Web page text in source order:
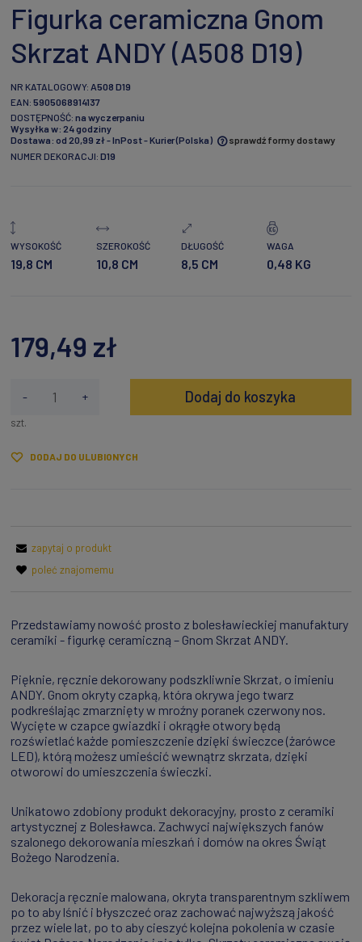
Figurka ceramiczna Gnom
Skrzat ANDY (A508 D19)
NR KATALOGOWY: A508 D19
EAN: 5905068914137
DOSTĘPNOŚĆ: na wyczerpaniu
Wysyłka w: 24 godziny
Dostawa: od 20,99 zł- InPost - Kurier(Polska)
Cena nie zawiera ewentualnych kosztów płatności
sprawdź formy dostawy
NUMER DEKORACJI: D19
WYSOKOŚĆ
19,8 CM
SZEROKOŚĆ
10,8 CM
DŁUGOŚĆ
8,5 CM
WAGA
0,48 KG
179,49 zł
- +
szt.
Dodaj do koszyka
DODAJ DO ULUBIONYCH
zapytaj o produkt
poleć znajomemu
Przedstawiamy nowość prosto z bolesławieckiej manufaktury
ceramiki - figurkę ceramiczną – Gnom Skrzat ANDY.
Pięknie, ręcznie dekorowany podszkliwnie Skrzat, o imieniu
ANDY. Gnom okryty czapką, która okrywa jego twarz
podkreślając zmarznięty w mroźny poranek czerwony nos.
Wycięte w czapce gwiazdki i okrągłe otwory będą
rozświetlać każde pomieszczenie dzięki świeczce (żarówce
LED), którą możesz umieścić wewnątrz skrzata, dzięki
otworowi do umieszczenia świeczki.
Unikatowo zdobiony produkt dekoracyjny, prosto z ceramiki
artystycznej z Bolesławca. Zachwyci największych fanów
szalonego dekorowania mieszkań i domów na okres Świąt
Bożego Narodzenia.
Dekoracja ręcznie malowana, okryta transparentnym szkliwem
po to aby lśnić i błyszczeć oraz zachować najwyższą jakość
przez wiele lat, po to aby cieszyć kolejna pokolenia w czasie